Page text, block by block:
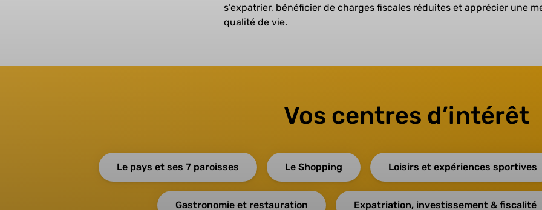
s’expatrier, bénéficier de charges fiscales réduites et apprécier une
qualité de vie.
Vos centres d’intérêt
Le pays et ses 7 paroisses Le Shopping Loisirs et expériences sportives
Gastronomie et restauration Expatriation, investissement & fiscalité